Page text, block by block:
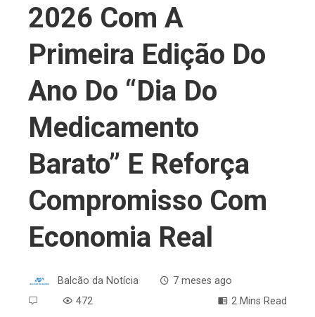
2026 Com A
Primeira Edição Do
Ano Do “Dia Do
Medicamento
Barato” E Reforça
Compromisso Com
Economia Real
Balcão da Notícia
7 meses ago
472
2 Mins Read